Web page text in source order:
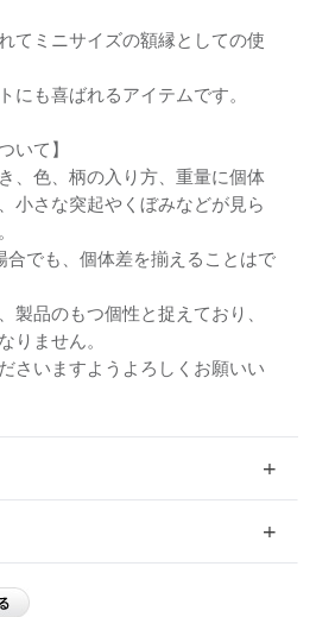
てミニサイズの額縁としての使
にも喜ばれるアイテムです。
いて】
、色、柄の入り方、重量に個体
小さな突起やくぼみなどが見ら
合でも、個体差を揃えることはで
製品のもつ個性と捉えており、
りません。
さいますようよろしくお願いい